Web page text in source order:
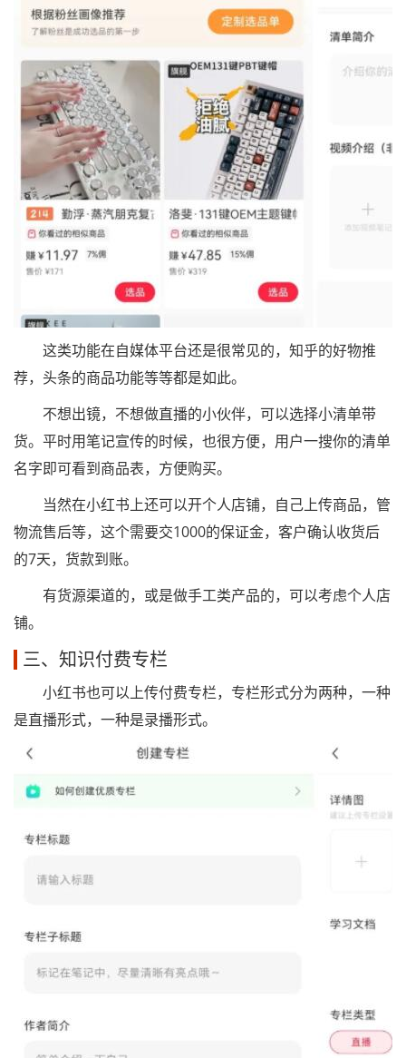
这类功能在自媒体平台还是很常见的，知乎的好物推
荐，头条的商品功能等等都是如此。
不想出镜，不想做直播的小伙伴，可以选择小清单带
货。平时用笔记宣传的时候，也很方便，用户一搜你的清单
名字即可看到商品表，方便购买。
当然在小红书上还可以开个人店铺，自己上传商品，管
物流售后等，这个需要交1000的保证金，客户确认收货后
的7天，货款到账。
有货源渠道的，或是做手工类产品的，可以考虑个人店
铺。
三、知识付费专栏
小红书也可以上传付费专栏，专栏形式分为两种，一种
是直播形式，一种是录播形式。